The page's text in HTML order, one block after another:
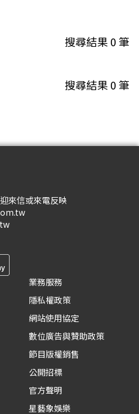
搜尋結果0筆
搜尋結果0筆
來信或來電反映
業務服務
隱私權政策
網站使用協定
數位廣告與贊助政策
節目版權銷售
公開招標
官方聲明
星藝象娛樂